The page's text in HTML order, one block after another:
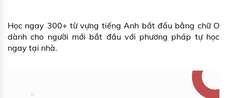
Học ngay 300+ từ vựng tiếng Anh bắt đầu bằng chữ O
dành cho người mới bắt đầu với phương pháp tự học
ngay tại nhà.